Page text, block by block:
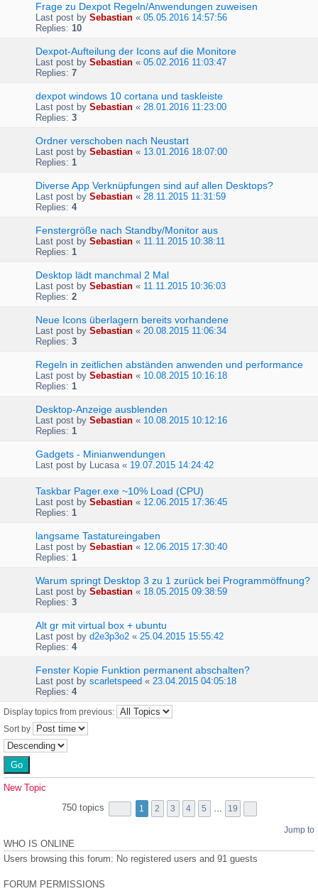
Frage zu Dexpot Regeln/Anwendungen zuweisen
Last post by Sebastian « 05.05.2016 14:57:56
Replies: 10
Dexpot-Aufteilung der Icons auf die Monitore
Last post by Sebastian « 05.02.2016 11:03:47
Replies: 7
dexpot windows 10 cortana und taskleiste
Last post by Sebastian « 28.01.2016 11:23:00
Replies: 3
Ordner verschoben nach Neustart
Last post by Sebastian « 13.01.2016 18:07:00
Replies: 1
Diverse App Verknüpfungen sind auf allen Desktops?
Last post by Sebastian « 28.11.2015 11:31:59
Replies: 4
Fenstergröße nach Standby/Monitor aus
Last post by Sebastian « 11.11.2015 10:38:11
Replies: 1
Desktop lädt manchmal 2 Mal
Last post by Sebastian « 11.11.2015 10:36:03
Replies: 2
Neue Icons überlagern bereits vorhandene
Last post by Sebastian « 20.08.2015 11:06:34
Replies: 3
Regeln in zeitlichen abständen anwenden und performance
Last post by Sebastian « 10.08.2015 10:16:18
Replies: 1
Desktop-Anzeige ausblenden
Last post by Sebastian « 10.08.2015 10:12:16
Replies: 1
Gadgets - Minianwendungen
Last post by Lucasa« 19.07.2015 14:24:42
Taskbar Pager.exe ~10% Load (CPU)
Last post by Sebastian « 12.06.2015 17:36:45
Replies: 1
langsame Tastatureingaben
Last post by Sebastian « 12.06.2015 17:30:40
Replies: 1
Warum springt Desktop 3 zu 1 zurück bei Programmöffnung?
Last post by Sebastian « 18.05.2015 09:38:59
Replies: 3
Alt gr mit virtual box + ubuntu
Last post by d2e3p3o2 « 25.04.2015 15:55:42
Replies: 4
Fenster Kopie Funktion permanent abschalten?
Last post by scarletspeed « 23.04.2015 04:05:18
Replies: 4
Display topics from previous:
Sort by
New Topic
750 topics
1 2 3 4 5 … 19
Jump to
WHO IS ONLINE
Users browsing this forum: No registered users and 91 guests
FORUM PERMISSIONS